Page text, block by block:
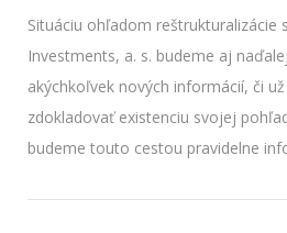
Situáciu ohľadom reštrukturalizácie
Investments, a. s. budeme aj
akýchkoľvek nových informácií, či
zdokladovať existenciu svojej
budeme touto cestou pravidelne